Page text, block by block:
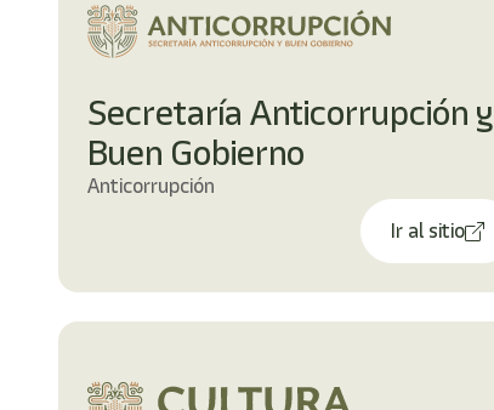
Secretaría Anticorrupción y
Buen Gobierno
Anticorrupción
Ir al sitio